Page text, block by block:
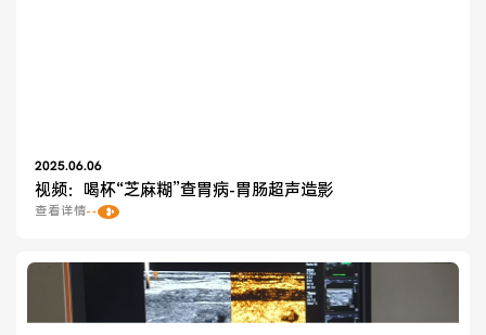
2025.06.06
视频：喝杯“芝麻糊”查胃病-胃肠超声造影
查看详情